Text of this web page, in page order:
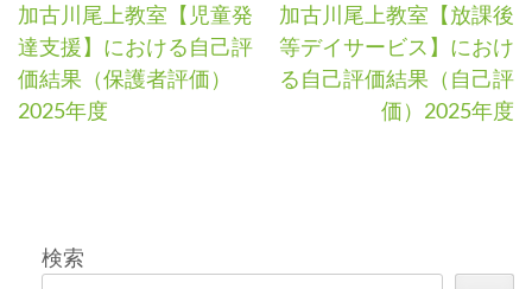
投
稿
ナ
ー
加古川尾上教室【児童発
達支援】における自己評
価結果（保護者評価）
2025年度
加古川尾上教室【放課後
等デイサービス】におけ
る自己評価結果（自己評
価）2025年度
検索